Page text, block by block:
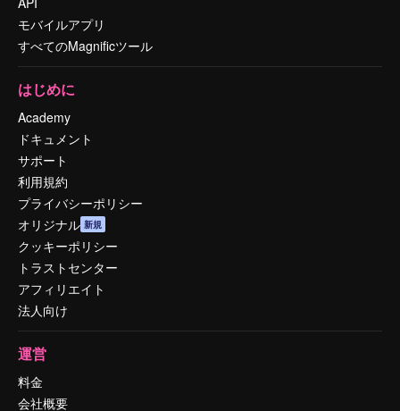
モバイルアプリ
すべてのMagnificツール
はじめに
Academy
ドキュメント
サポート
利用規約
プライバシーポリシー
オリジナル 新規
クッキーポリシー
トラストセンター
アフィリエイト
法人向け
運営
料金
会社概要